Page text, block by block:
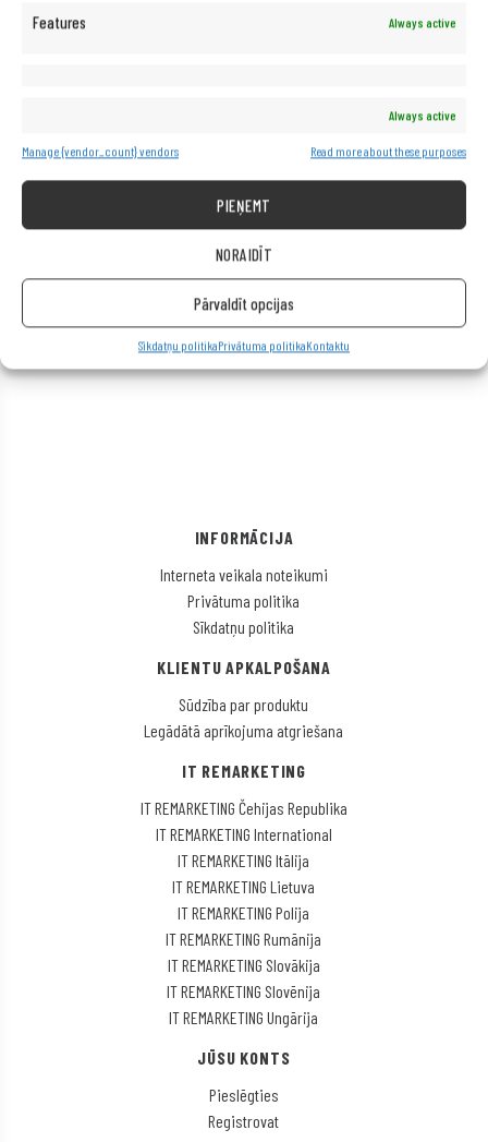
Features Always active
Always active
Manage {vendor_count} vendors Read more about these purposes
PIEŅEMT
NORAIDĪT
Pārvaldīt opcijas
Sīkdatņu politikaPrivātuma politikaKontaktu
INFORMĀCIJA
Interneta veikala noteikumi
Privātuma politika
Sīkdatņu politika
KLIENTU APKALPOŠANA
Sūdzība par produktu
Legādātā aprīkojuma atgriešana
IT REMARKETING
IT REMARKETING Čehijas Republika
IT REMARKETING International
IT REMARKETING Itālija
IT REMARKETING Lietuva
IT REMARKETING Polija
IT REMARKETING Rumānija
IT REMARKETING Slovākija
IT REMARKETING Slovēnija
IT REMARKETING Ungārija
JŪSU KONTS
Pieslēgties
Registrovat